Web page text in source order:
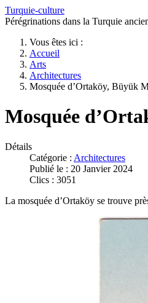
Turquie-culture
Pérégrinations dans la Turquie
Vous êtes ici :
Accueil
Arts
Architectures
Mosquée d’Ortaköy, Büyük
Mosquée
Détails
Catégorie : Architectures
Publié le : 20 Janvier 2024
Clics : 3051
La mosquée d’Ortaköy se trouve